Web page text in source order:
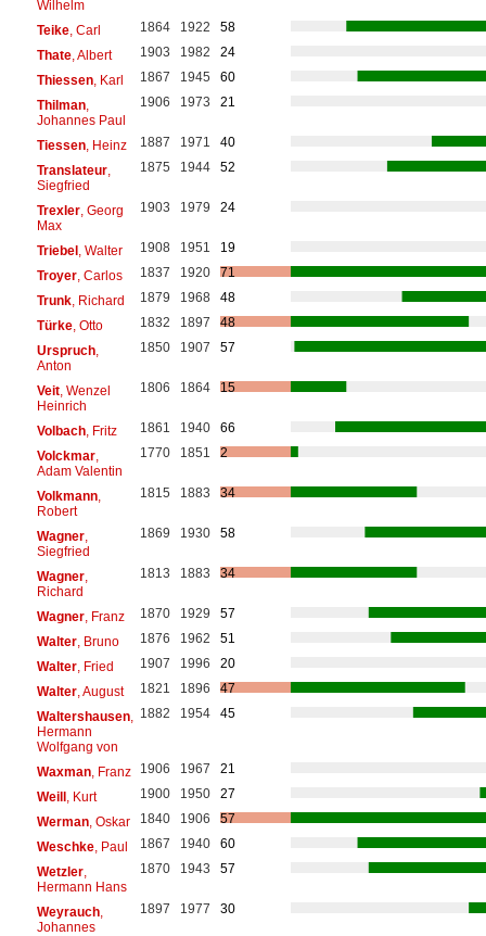
Wilhelm
Teike, Carl 1864 1922
58
Thate, Albert 1903 1982
24
Thiessen, Karl 1867 1945
60
Thilman,
Johannes Paul
1906 1973 21
Tiessen, Heinz 1887 1971
40
Translateur,
Siegfried
1875 1944 52
Trexler, Georg
Max
1903 1979 24
Triebel , Walter 1908 1951
19
Troyer, Carlos 1837 1920
71
Trunk, Richard 1879 1968
48
Türke, Otto 1832 1897
48
Urspruch,
Anton
1850 1907 57
Veit, Wenzel
Heinrich
1806 1864 15
Volbach, Fritz 1861 1940
66
Volckmar,
Adam Valentin
1770 1851 2
Volkmann,
Robert
1815 1883 34
Wagner,
Siegfried
1869 1930 58
Wagner,
Richard
1813 1883 34
Wagner, Franz 1870 1929
57
Walter, Bruno 1876 1962
51
Walter, Fried 1907 1996
20
Walter, August 1821 1896
47
Waltershausen,
Hermann
Wolfgang von
1882 1954 45
Waxman, Franz 1906 1967
21
Weill , Kurt 1900 1950
27
Werman, Oskar 1840 1906
57
Weschke, Paul 1867 1940
60
Wetzler,
Hermann Hans
1870 1943 57
Weyrauch,
Johannes
1897 1977 30